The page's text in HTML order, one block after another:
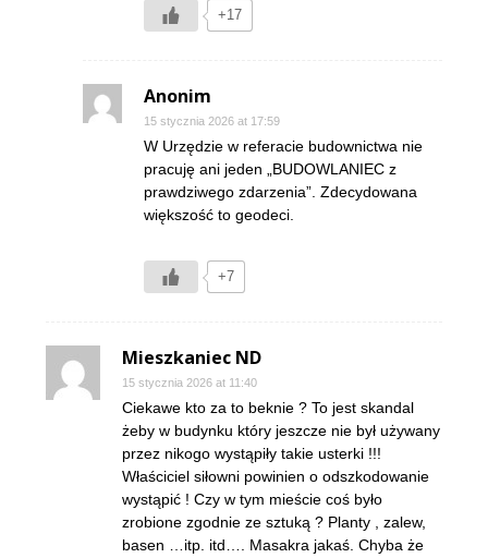
+17
Anonim
15 stycznia 2026 at 17:59
W Urzędzie w referacie budownictwa nie
pracuję ani jeden „BUDOWLANIEC z
prawdziwego zdarzenia”. Zdecydowana
większość to geodeci.
+7
Mieszkaniec ND
15 stycznia 2026 at 11:40
Ciekawe kto za to beknie ? To jest skandal
żeby w budynku który jeszcze nie był używany
przez nikogo wystąpiły takie usterki !!!
Właściciel siłowni powinien o odszkodowanie
wystąpić ! Czy w tym mieście coś było
zrobione zgodnie ze sztuką ? Planty , zalew,
basen …itp. itd…. Masakra jakaś. Chyba że